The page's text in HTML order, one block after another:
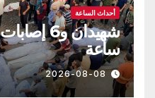
أحداث الساعة
ساعة
2026-08-08